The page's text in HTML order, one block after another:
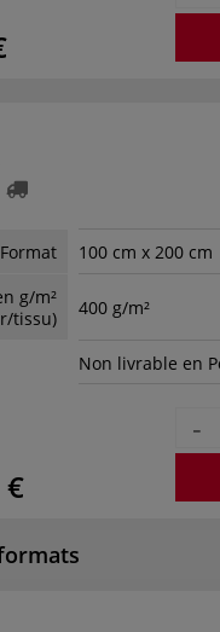
Format
100 cm x 200 cm
g/m²
tissu)
400 g/m²
Non livrable en
€
-